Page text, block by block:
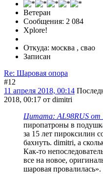
Ветеран
Сообщения: 2 084
Xplore!
Откуда: москва , свао
Записан
Re: Шаровая опора
#12
11 апреля 2018, 00:14
2018, 00:17 от dimitri
Цитата: AL98RUS от
пиропатроны в
за 15 лет пироксилин
бахнуть. dimitri, а
Как-то
все на новое,
шаровая провалилась».